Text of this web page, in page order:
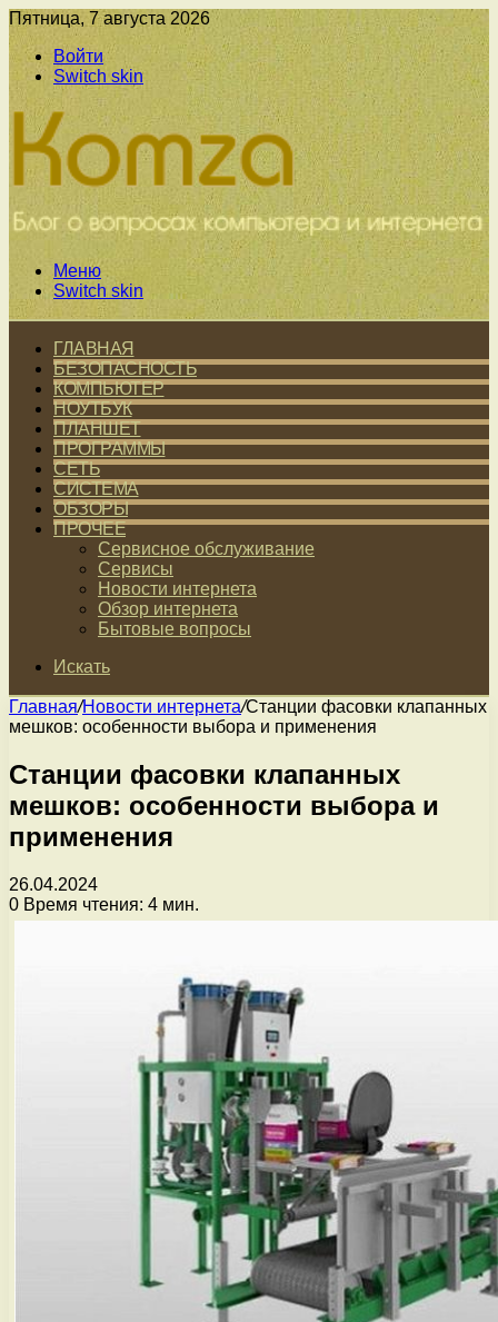
Пятница, 7 августа 2026
Войти
Switch skin
Меню
Switch skin
ГЛАВНАЯ
БЕЗОПАСНОСТЬ
КОМПЬЮТЕР
НОУТБУК
ПЛАНШЕТ
ПРОГРАММЫ
СЕТЬ
СИСТЕМА
ОБЗОРЫ
ПРОЧЕЕ
Сервисное обслуживание
Сервисы
Новости интернета
Обзор интернета
Бытовые вопросы
Искать
Главная/Новости интернета/Станции фасовки клапанных
мешков: особенности выбора и применения
Станции фасовки клапанных
мешков: особенности выбора и
применения
26.04.2024
0 Время чтения: 4 мин.